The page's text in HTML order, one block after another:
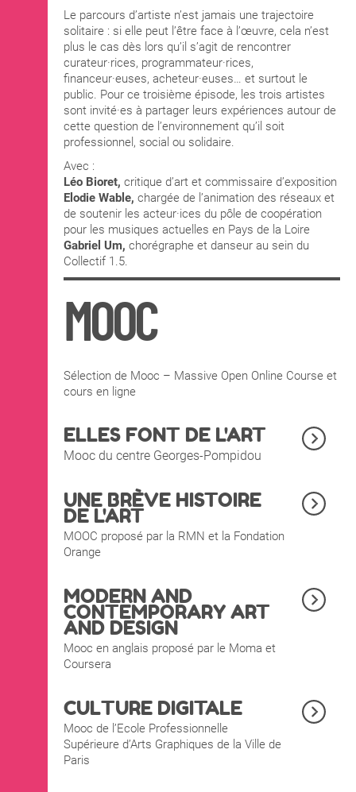
Le parcours d’artiste n’est jamais une trajectoire
solitaire : si elle peut l’être face à l’œuvre, cela n’est
plus le cas dès lors qu’il s’agit de rencontrer
curateur·rices, programmateur·rices,
financeur·euses, acheteur·euses… et surtout le
public. Pour ce troisième épisode, les trois artistes
sont invité·es à partager leurs expériences autour de
cette question de l’environnement qu’il soit
professionnel, social ou solidaire.
Avec :
Léo Bioret, critique d’art et commissaire d’exposition
Elodie Wable, chargée de l’animation des réseaux et
de soutenir les acteur·ices du pôle de coopération
pour les musiques actuelles en Pays de la Loire
Gabriel Um, chorégraphe et danseur au sein du
Collectif 1.5.
MOOC
Sélection de Mooc – Massive Open Online Course et
cours en ligne
ELLES FONT DE L'ART
Mooc du centre Georges-Pompidou
UNE BRÈVE HISTOIRE
DE L'ART
MOOC proposé par la RMN et la Fondation
Orange
MODERN AND
CONTEMPORARY ART
AND DESIGN
Mooc en anglais proposé par le Moma et
Coursera
CULTURE DIGITALE
Mooc de l’Ecole Professionnelle
Supérieure d’Arts Graphiques de la Ville de
Paris